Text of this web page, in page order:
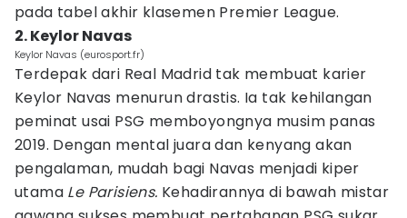
pada tabel akhir klasemen Premier League.
2. Keylor Navas
Keylor Navas (eurosport.fr)
Terdepak dari Real Madrid tak membuat karier
Keylor Navas menurun drastis. Ia tak kehilangan
peminat usai PSG memboyongnya musim panas
2019. Dengan mental juara dan kenyang akan
pengalaman, mudah bagi Navas menjadi kiper
utama Le Parisiens. Kehadirannya di bawah mistar